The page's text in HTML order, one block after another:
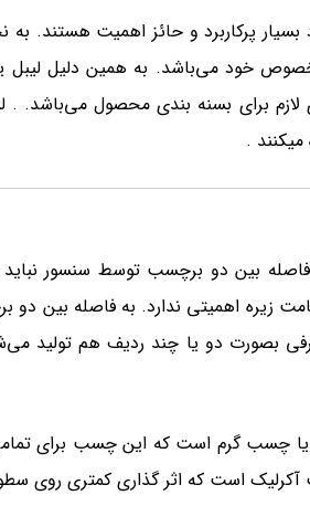
، این لیبل‌ها در حوزه خود بسیار پرکاربرد و
خود می‌باشد. به همین دلیل لیبل‌
لازم برای بسنه بندی محصول
.
بصورت دو یا چند ردیف هم تولید
یا چسب گرم است که این چسب برای
است که اثر گذاری کمتری روی